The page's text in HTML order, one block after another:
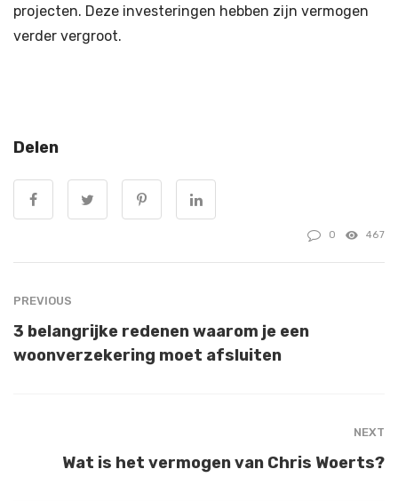
projecten. Deze investeringen hebben zijn vermogen
verder vergroot.
Delen
0 467
PREVIOUS
3 belangrijke redenen waarom je een
woonverzekering moet afsluiten
NEXT
Wat is het vermogen van Chris Woerts?